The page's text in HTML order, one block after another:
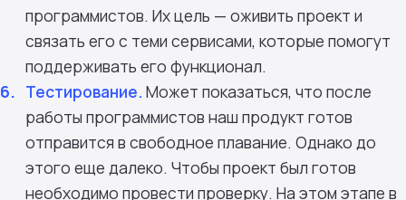
программистов. Их цель — оживить проект и
связать его с теми сервисами, которые помогут
поддерживать его функционал.
Тестирование. Может показаться, что после
работы программистов наш продукт готов
отправится в свободное плавание. Однако до
этого еще далеко. Чтобы проект был готов
необходимо провести проверку. На этом этапе в